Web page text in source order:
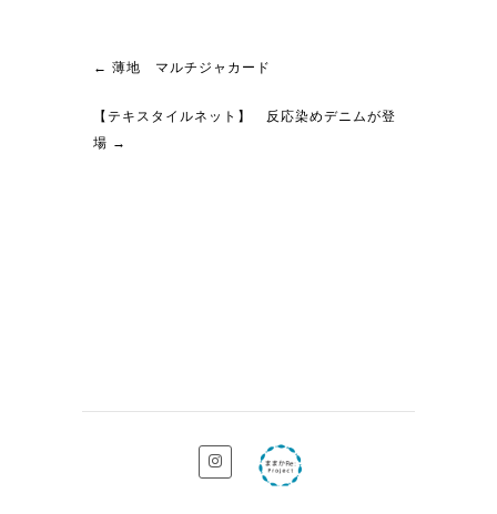
← 薄地 マルチジャカード
【テキスタイルネット】 反応染めデニムが登
場 →